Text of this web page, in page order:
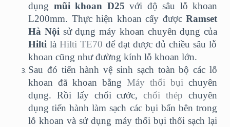
dụng mũi khoan D25 với độ sâu lỗ khoan
L200mm. Thực hiện khoan cấy được Ramset
Hà Nội sử dụng máy khoan chuyên dụng của
Hilti là Hilti TE70 để đạt được đủ chiều sâu lỗ
khoan cũng như đường kính lỗ khoan lớn.
Sau đó tiến hành vệ sinh sạch toàn bộ các lỗ
khoan đã khoan bằng Máy thổi bụi chuyên
dụng. Rồi lấy chổi cước,chổi thép chuyên
dụng tiến hành làm sạch các bụi bẩn bên trong
lỗ khoan và sử dụng máy thổi bụi thổi sạch lại